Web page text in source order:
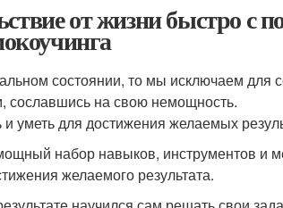
от жизни быстро с
состоянии, то мы исключаем для
сославшись на свою немощность.
уметь для достижения желаемых
набор навыков, инструментов и
желаемого результата.